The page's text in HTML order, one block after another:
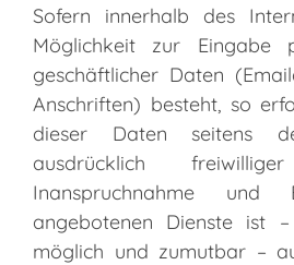
Sofern innerhalb des
Möglichkeit zur Eingabe
geschäftlicher Daten
Anschriften) besteht, so
dieser Daten seitens
ausdrücklich
Inanspruchnahme und
angebotenen Dienste ist
möglich und zumutbar –